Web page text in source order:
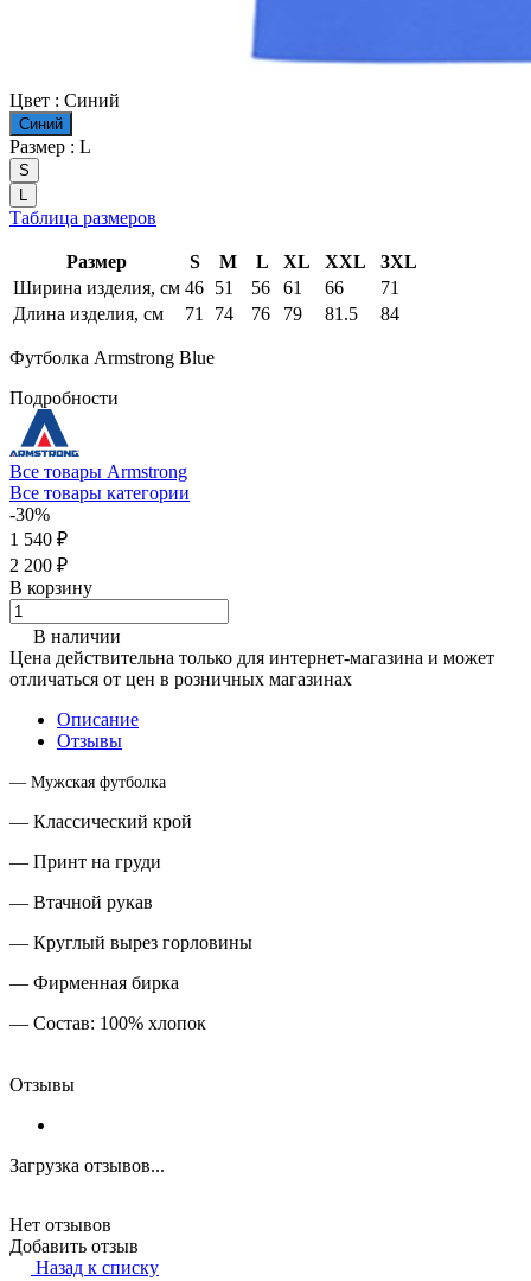
Цвет : Синий
Синий
Размер : L
S
Таблица размеров
Размер S M L XL XXL
3XL
Ширина изделия, см 46 51 56 61 66
71
Длина изделия, см
71 74 76 79 81.5 84
Футболка Armstrong Blue
Подробности
Все товары Armstrong
Все товары категории
-30%
1 540 ₽
2 200 ₽
В корзину
В наличии
Цена действительна только для интернет-магазина и может
отличаться от цен в розничных магазинах
Описание
Отзывы
— Мужская футболка
— Классический крой
— Принт на груди
— Втачной рукав
— Круглый вырез горловины
— Фирменная бирка
— Состав: 100% хлопок
Отзывы
Загрузка отзывов...
Нет отзывов
Добавить отзыв
Назад к списку